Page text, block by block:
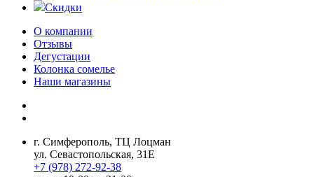
Скидки
О компании
Отзывы
Дегустации
Колонка сомелье
Наши магазины
г. Симферополь, ТЦ Лоцман
ул. Севастопольская, 31Е
+7 (978) 272-92-38